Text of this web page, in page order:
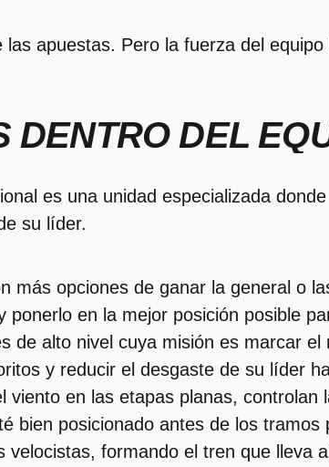
apuestas. Pero la fuerza del equipo
DENTRO DEL
es una unidad especializada
su líder.
más opciones de ganar la general o
ponerlo en la mejor posición posible
de alto nivel cuya misión es marcar
y reducir el desgaste de su líder
viento en las etapas planas,
bien posicionado antes de los
velocistas, formando el tren que lleva